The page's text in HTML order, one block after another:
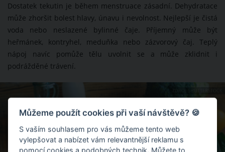
Dostatek tekutin je během menstruace zásadní. Dehydratace
může zhoršit bolest hlavy, únavu i nevolnost. Nejlepší je čistá
voda nebo neslazené bylinné čaje. Příjemný může být
heřmánek, kontryhel, meduňka nebo zázvorový čaj. Teplý
nápoj navíc pomůže tělu uvolnit se a může zklidnit i
podrážděné trávení.
Můžeme použít cookies při vaší návštěvě? 🍪
S vaším souhlasem pro vás můžeme tento web
vylepšovat a nabízet vám relevantnější reklamu s
pomocí cookies a podobných technik. Můžete to